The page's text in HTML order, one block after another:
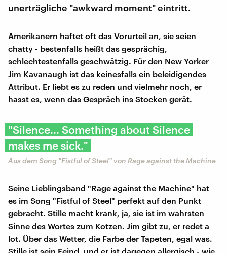
unerträgliche "awkward moment" eintritt.
Amerikanern haftet oft das Vorurteil an, sie seien
chatty - bestenfalls heißt das gesprächig,
schlechtestenfalls geschwätzig. Für den New Yorker
Jim Kavanaugh ist das keinesfalls ein beleidigendes
Attribut. Er liebt es zu reden und vielmehr noch, er
hasst es, wenn das Gespräch ins Stocken gerät.
"Silence... Something about Silence
makes me sick."
Aus dem Song "Fistful of Steel" von Rage against the Machine
Seine Lieblingsband "Rage against the Machine" hat
es im Song "Fistful of Steel" perfekt auf den Punkt
gebracht. Stille macht krank, ja, sie ist im wahrsten
Sinne des Wortes zum Kotzen. Jim gibt zu, er redet a
lot. Über das Wetter, die Farbe der Tapeten, egal was.